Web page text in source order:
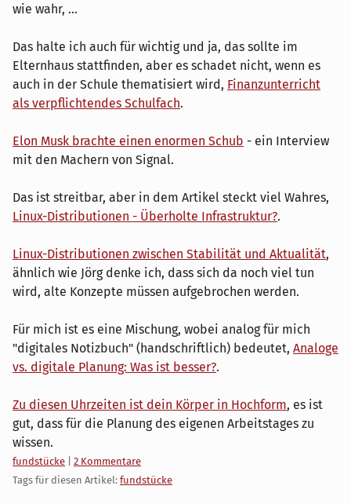
wie wahr, ...
Das halte ich auch für wichtig und ja, das sollte im
Elternhaus stattfinden, aber es schadet nicht, wenn es
auch in der Schule thematisiert wird, Finanzunterricht
als verpflichtendes Schulfach.
Elon Musk brachte einen enormen Schub - ein Interview
mit den Machern von Signal.
Das ist streitbar, aber in dem Artikel steckt viel Wahres,
Linux-Distributionen - Überholte Infrastruktur?.
Linux-Distributionen zwischen Stabilität und Aktualität,
ähnlich wie Jörg denke ich, dass sich da noch viel tun
wird, alte Konzepte müssen aufgebrochen werden.
Für mich ist es eine Mischung, wobei analog für mich
"digitales Notizbuch" (handschriftlich) bedeutet, Analoge
vs. digitale Planung: Was ist besser?.
Zu diesen Uhrzeiten ist dein Körper in Hochform, es ist
gut, dass für die Planung des eigenen Arbeitstages zu
wissen.
Kategorien:
fundstücke
2 Kommentare
Tags für diesen Artikel: fundstücke